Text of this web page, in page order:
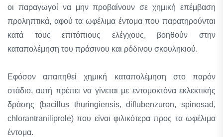
οι παραγωγοί να μην προβαίνουν σε χημική επέμβαση
προληπτικά, αφού τα ωφέλιμα έντομα που παρατηρούνται
κατά τους επιτόπιους ελέγχους, βοηθούν στην
καταπολέμηση του πράσινου και ρόδινου σκουληκιού.
Εφόσον απαιτηθεί χημική καταπολέμηση στο παρόν
στάδιο, αυτή πρέπει να γίνεται με εντομοκτόνα εκλεκτικής
δράσης (bacillus thuringiensis, diflubenzuron, spinosad,
chlorantraniliprole) που είναι φιλικότερα προς τα ωφέλιμα
έντομα.